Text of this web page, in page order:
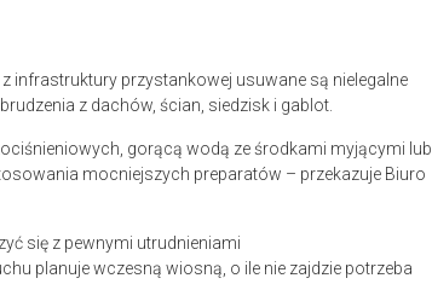
infrastruktury przystankowej usuwane są nielegalne
z dachów, ścian, siedzisk i gablot.
gorącą wodą ze środkami myjącymi lub
mocniejszych preparatów – przekazuje Biuro
się z pewnymi utrudnieniami
planuje wczesną wiosną, o ile nie zajdzie potrzeba